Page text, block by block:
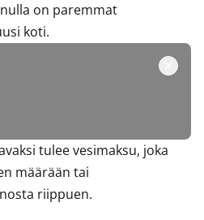
on paremmat
koti.
tulee vesimaksu, joka
määrään tai
riippuen.